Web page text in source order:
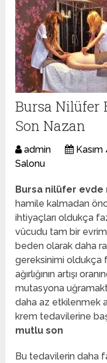
Bursa Nilüfer
Son Nazan
admin
Salonu
Bursa nilüfer evde
hamile kalmadan
ihtiyaçları oldukça
vücudu tam bir
beden olarak daha
gereksinimi oldukça
ağırlığının artışı
mutasyona
daha az etkilenmek
krem tedavilerine
mutlu son
Bu tedavilerin daha